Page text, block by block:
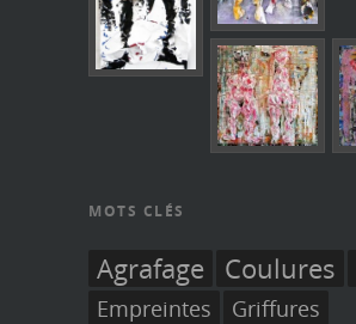
MOTS CLÉS
Agrafage Coulures
Empreintes Griffures